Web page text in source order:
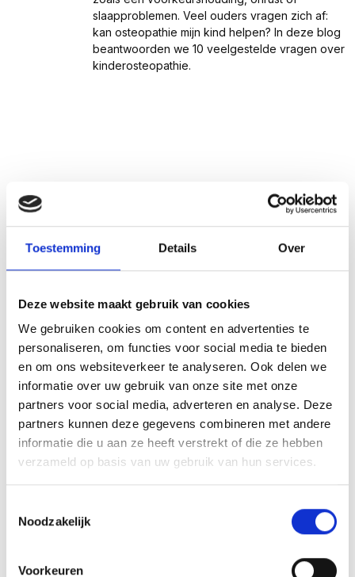
Toestemming Details Over
Deze website maakt gebruik van cookies
We gebruiken cookies om content en advertenties te
personaliseren, om functies voor social media te bieden
en om ons websiteverkeer te analyseren. Ook delen we
informatie over uw gebruik van onze site met onze
partners voor social media, adverteren en analyse. Deze
partners kunnen deze gegevens combineren met andere
informatie die u aan ze heeft verstrekt of die ze hebben
verzameld op basis van uw gebruik van hun services.
Noodzakelijk
Voorkeuren
slaapproblemen. Veel ouders vragen zich af:
kan osteopathie mijn kind helpen? In deze blog
beantwoorden we 10 veelgestelde vragen over
kinderosteopathie.